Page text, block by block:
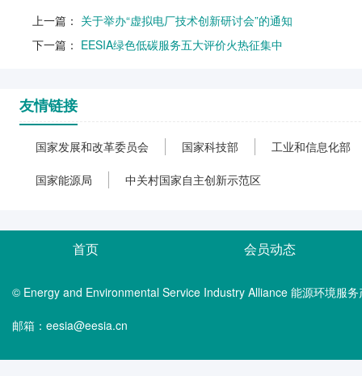
上一篇： 关于举办“虚拟电厂技术创新研讨会”的通知
下一篇： EESIA绿色低碳服务五大评价火热征集中
友情链接
国家发展和改革委员会 国家科技部 工业和信息化部
国家能源局 中关村国家自主创新示范区
首页 会员动态
© Energy and Environmental Service Industry Alliance 能源环境服
邮箱：eesia@eesia.cn